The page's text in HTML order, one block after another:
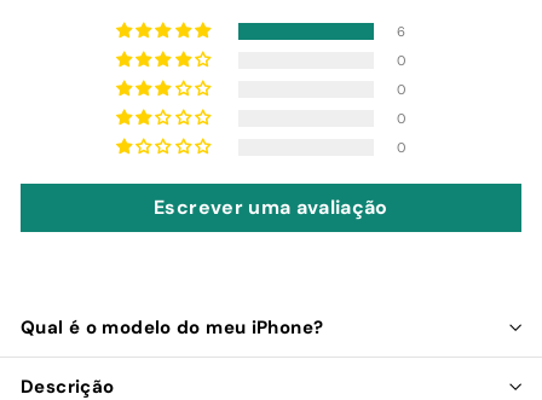
6
0
0
0
0
Escrever uma avaliação
Qual é o modelo do meu iPhone?
Descrição